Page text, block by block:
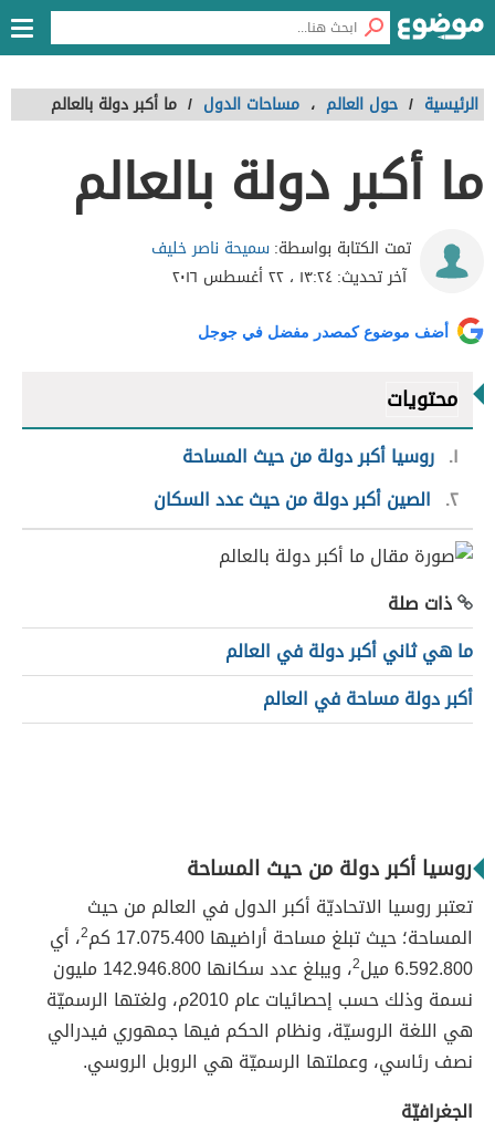
الرئيسية / حول العالم ، مساحات الدول / ما أكبر دولة بالعالم
ما أكبر دولة بالعالم
تمت الكتابة بواسطة:سميحة ناصر خليف
آخر تحديث:١٣:٢٤ ، ٢٢ أغسطس ٢٠١٦
أضف موضوع كمصدر مفضل في جوجل
محتويات
١ روسيا أكبر دولة من حيث المساحة
٢ الصين أكبر دولة من حيث عدد السكان
ذات صلة
ما هي ثاني أكبر دولة في العالم
أكبر دولة مساحة في العالم
روسيا أكبر دولة من حيث المساحة
تعتبر روسيا الاتحاديّة أكبر الدول في العالم من حيث
المساحة؛ حيث تبلغ مساحة أراضيها 17.075.400 كم
2، أي
6.592.800 ميل
2
، ويبلغ عدد سكانها 142.946.800 مليون
نسمة وذلك حسب إحصائيات عام 2010م، ولغتها الرسميّة
هي اللغة الروسيّة، ونظام الحكم فيها جمهوري فيدرالي
نصف رئاسي، وعملتها الرسميّة هي الروبل الروسي.
الجغرافيّة